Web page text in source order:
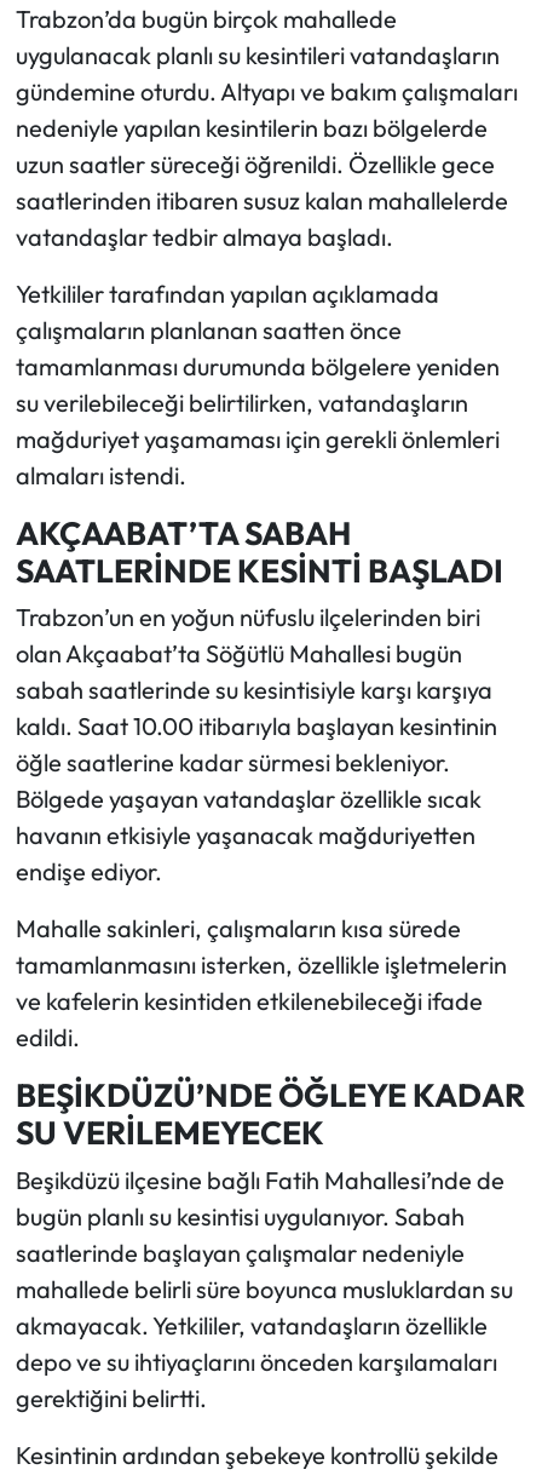
Trabzon’da bugün birçok mahallede
uygulanacak planlı su kesintileri vatandaşların
gündemine oturdu. Altyapı ve bakım çalışmaları
nedeniyle yapılan kesintilerin bazı bölgelerde
uzun saatler süreceği öğrenildi. Özellikle gece
saatlerinden itibaren susuz kalan mahallelerde
vatandaşlar tedbir almaya başladı.
Yetkililer tarafından yapılan açıklamada
çalışmaların planlanan saatten önce
tamamlanması durumunda bölgelere yeniden
su verilebileceği belirtilirken, vatandaşların
mağduriyet yaşamaması için gerekli önlemleri
almaları istendi.
AKÇAABAT’TA SABAH
SAATLERİNDE KESİNTİ BAŞLADI
Trabzon’un en yoğun nüfuslu ilçelerinden biri
olan Akçaabat’ta Söğütlü Mahallesi bugün
sabah saatlerinde su kesintisiyle karşı karşıya
kaldı. Saat 10.00 itibarıyla başlayan kesintinin
öğle saatlerine kadar sürmesi bekleniyor.
Bölgede yaşayan vatandaşlar özellikle sıcak
havanın etkisiyle yaşanacak mağduriyetten
endişe ediyor.
Mahalle sakinleri, çalışmaların kısa sürede
tamamlanmasını isterken, özellikle işletmelerin
ve kafelerin kesintiden etkilenebileceği ifade
edildi.
BEŞİKDÜZÜ’NDE ÖĞLEYE KADAR
SU VERİLEMEYECEK
Beşikdüzü ilçesine bağlı Fatih Mahallesi’nde de
bugün planlı su kesintisi uygulanıyor. Sabah
saatlerinde başlayan çalışmalar nedeniyle
mahallede belirli süre boyunca musluklardan su
akmayacak. Yetkililer, vatandaşların özellikle
depo ve su ihtiyaçlarını önceden karşılamaları
gerektiğini belirtti.
Kesintinin ardından şebekeye kontrollü şekilde
Sağlık
Turizm
Teknoloji